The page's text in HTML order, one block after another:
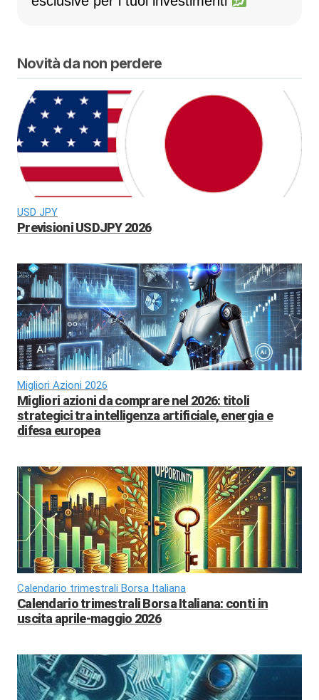
Novità da non perdere
USD JPY
Previsioni USDJPY 2026
Migliori Azioni 2026
Migliori azioni da comprare nel 2026: titoli
strategici tra intelligenza artificiale, energia e
difesa europea
Calendario trimestrali Borsa Italiana
Calendario trimestrali Borsa Italiana: conti in
uscita aprile-maggio 2026